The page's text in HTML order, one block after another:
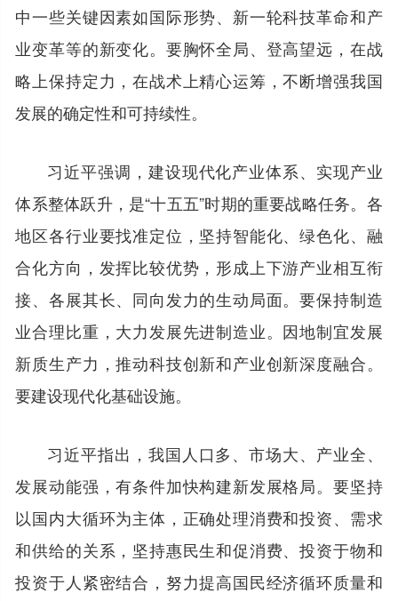
中一些关键因素如国际形势、新一轮科技革命和产
业变革等的新变化。要胸怀全局、登高望远，在战
略上保持定力，在战术上精心运筹，不断增强我国
发展的确定性和可持续性。
习近平强调，建设现代化产业体系、实现产业
体系整体跃升，是“十五五”时期的重要战略任务。各
地区各行业要找准定位，坚持智能化、绿色化、融
合化方向，发挥比较优势，形成上下游产业相互衔
接、各展其长、同向发力的生动局面。要保持制造
业合理比重，大力发展先进制造业。因地制宜发展
新质生产力，推动科技创新和产业创新深度融合。
要建设现代化基础设施。
习近平指出，我国人口多、市场大、产业全、
发展动能强，有条件加快构建新发展格局。要坚持
以国内大循环为主体，正确处理消费和投资、需求
和供给的关系，坚持惠民生和促消费、投资于物和
投资于人紧密结合，努力提高国民经济循环质量和